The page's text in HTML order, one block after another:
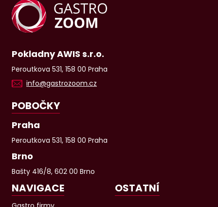
Pokladny AWIS s.r.o.
Peroutkova 531, 158 00 Praha
info@gastrozoom.cz
POBOČKY
Praha
Peroutkova 531, 158 00 Praha
Brno
Bašty 416/8, 602 00 Brno
NAVIGACE OSTATNÍ